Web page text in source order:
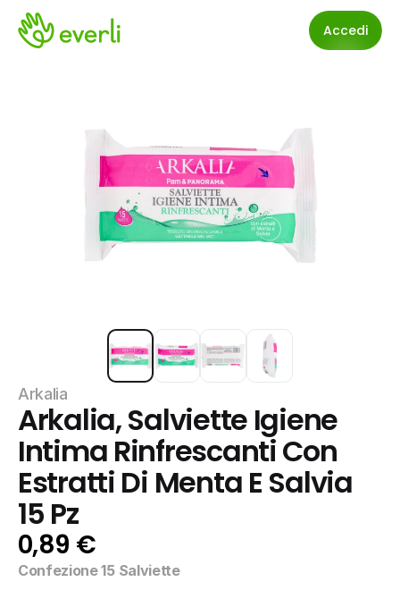
Accedi
Arkalia
Arkalia, Salviette Igiene
Intima Rinfrescanti Con
Estratti Di Menta E Salvia
15 Pz
0,89 €
Confezione 15 Salviette